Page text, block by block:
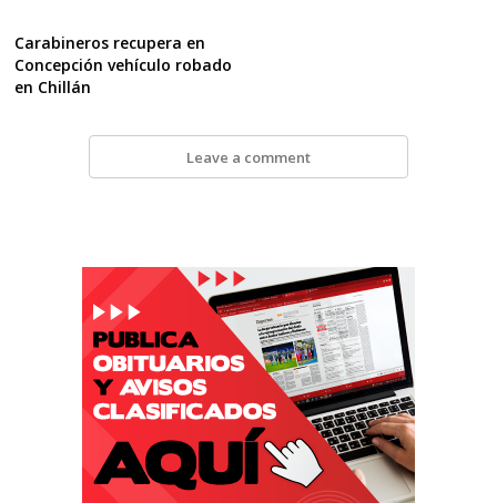
Carabineros recupera en
Concepción vehículo robado
en Chillán
Leave a comment